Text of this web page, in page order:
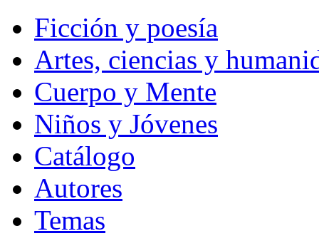
Ficción y poesía
Artes, ciencias y
Cuerpo y Mente
Niños y Jóvenes
Catálogo
Autores
Temas